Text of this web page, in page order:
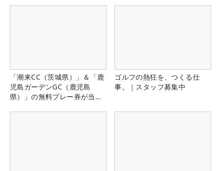
「潮来CC（茨城県）」＆「鹿
児島ガーデンGC（鹿児島
県）」の無料プレー券が当た
ゴルフの熱狂を、つくる仕
事。｜スタッフ募集中